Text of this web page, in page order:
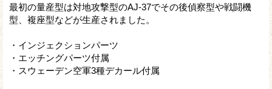
最初の量産型は対地攻撃型のAJ-37でその後偵察型や戦闘機
型、複座型などが生産されました。
・インジェクションパーツ
・エッチングパーツ付属
・スウェーデン空軍3種デカール付属